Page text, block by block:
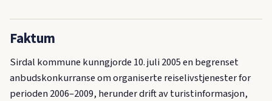
Faktum
Sirdal kommune kunngjorde 10. juli 2005 en begrenset
anbudskonkurranse om organiserte reiselivstjenester for
perioden 2006–2009, herunder drift av turistinformasjon,